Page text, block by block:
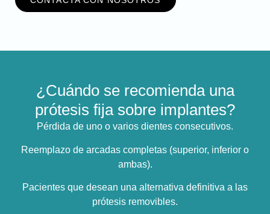
¿Cuándo se recomienda una
prótesis fija sobre implantes?
Pérdida de uno o varios dientes consecutivos.
Reemplazo de arcadas completas (superior, inferior o
ambas).
Pacientes que desean una alternativa definitiva a las
prótesis removibles.